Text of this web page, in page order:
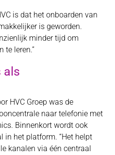
is dat het onboarden van
is geworden.
minder tijd om
te leren.”
als
HVC Groep was de
naar telefonie met
Binnenkort wordt ook
in het platform. “Het helpt
kanalen via één centraal